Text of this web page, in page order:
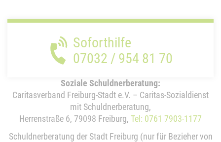
Soforthilfe
07032 / 954 81 70
Soziale Schuldnerberatung:
Caritasverband Freiburg-Stadt e.V. – Caritas-Sozialdienst
mit Schuldnerberatung,
Herrenstraße 6, 79098 Freiburg, Tel: 0761 7903-1177
Schuldnerberatung der Stadt Freiburg (nur für Bezieher von